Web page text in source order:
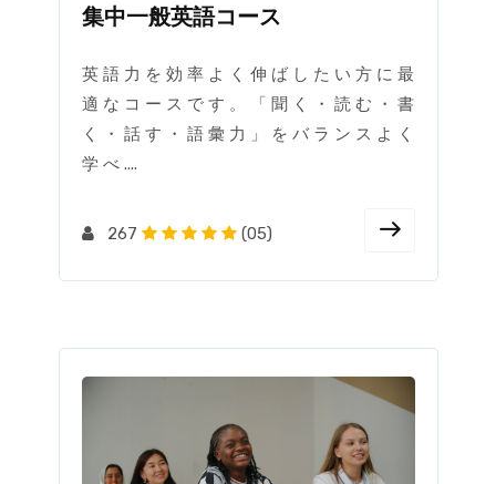
集中一般英語コース
英 語 力 を 効 率 よ く 伸 ば し た い 方 に 最
適 な コ ー ス で す 。 「 聞 く ・ 読 む ・ 書
く ・ 話 す ・ 語 彙 力 」 を バ ラ ン ス よ く
学 べ ....
267 (05)